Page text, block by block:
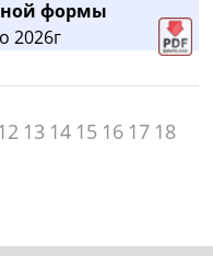
формы
2026г
12 13 14 15 16 17 18